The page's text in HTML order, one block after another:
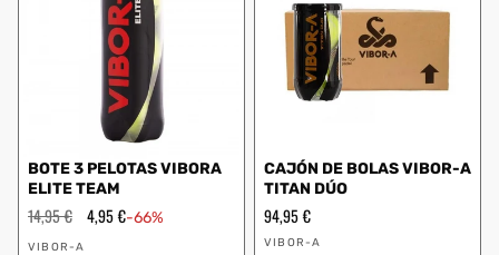
BOTE 3 PELOTAS VIBORA
ELITE TEAM
Precio
habitual
14,95 € Precio
de
4,95 €-66%
Proveedor:
VIBOR-A
CAJÓN DE BOLAS VIBOR-A
TITAN DÚO
Precio
habitual
94,95 €
Proveedor:
VIBOR-A